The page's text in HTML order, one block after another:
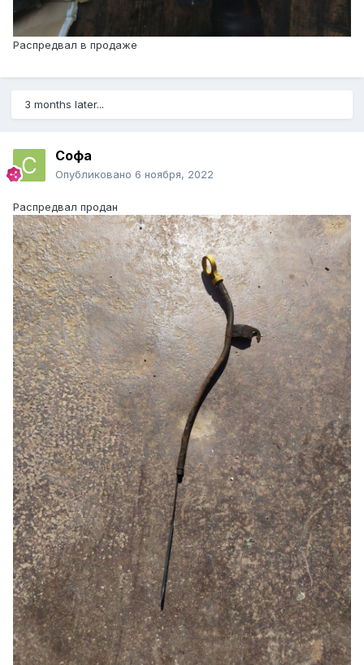
Распредвал в продаже
3 months later...
Софа
Опубликовано 6 ноября, 2022
Распредвал продан